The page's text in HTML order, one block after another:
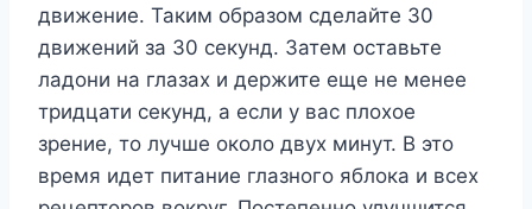
движение. Таким образом сделайте 30
движений за 30 секунд. Затем оставьте
ладони на глазах и держите еще не менее
тридцати секунд, а если у вас плохое
зрение, то лучше около двух минут. В это
время идет питание глазного яблока и всех